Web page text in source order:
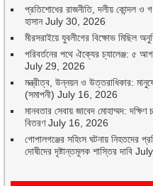
প্রতিশোধের রাজনীতি, দলীয় কোন্দল ও
হাসান July 30, 2026
মীরসরাইয়ে যুবলীগের বিক্ষোভ মিছিল
পরিবর্তনের পথে ঐক্যের চ্যালেঞ্জ: ৫
July 29, 2026
মন্ত্রীত্ব, উন্নয়ন ও উত্তরাধিকার:
(সমাপনী) July 16, 2026
মানবতার সেবায় জাবেদ মোহাম্মদ: দক্ষিণ
বিতরণ July 16, 2026
গোপালগঞ্জের সহিংস ঘটনায় নিহতদের
দোষীদের দৃষ্টান্তমূলক শাস্তির দাবি